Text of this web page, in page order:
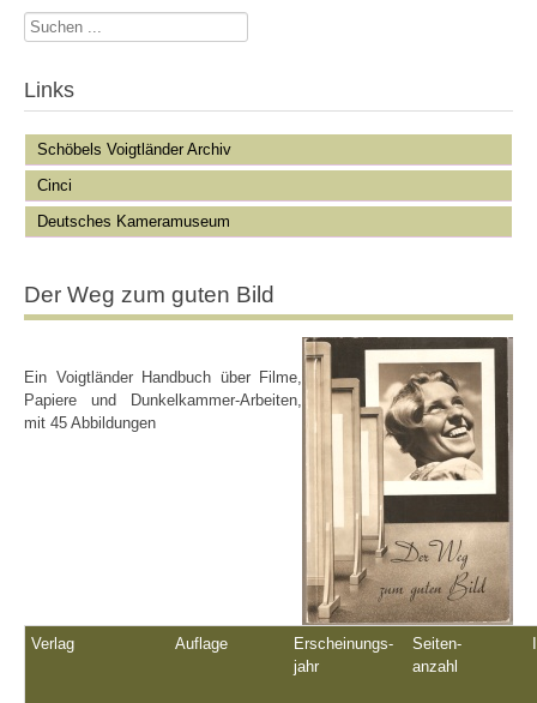
Suchen
Links
Schöbels Voigtländer Archiv
Cinci
Deutsches Kameramuseum
Der Weg zum guten Bild
Ein Voigtländer Handbuch über Filme,
Papiere und Dunkelkammer-Arbeiten,
mit 45 Abbildungen
Verlag Auflage
Erscheinungs-
jahr
Seiten-
anzahl